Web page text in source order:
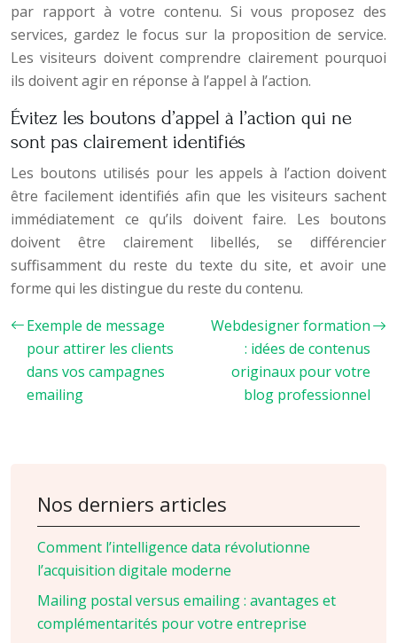
par rapport à votre contenu. Si vous proposez des
services, gardez le focus sur la proposition de service.
Les visiteurs doivent comprendre clairement pourquoi
ils doivent agir en réponse à l’appel à l’action.
Évitez les boutons d’appel à l’action qui ne
sont pas clairement identifiés
Les boutons utilisés pour les appels à l’action doivent
être facilement identifiés afin que les visiteurs sachent
immédiatement ce qu’ils doivent faire. Les boutons
doivent être clairement libellés, se différencier
suffisamment du reste du texte du site, et avoir une
forme qui les distingue du reste du contenu.
Exemple de message
pour attirer les clients
dans vos campagnes
emailing
Webdesigner formation
: idées de contenus
originaux pour votre
blog professionnel
Nos derniers articles
Comment l’intelligence data révolutionne
l’acquisition digitale moderne
Mailing postal versus emailing : avantages et
complémentarités pour votre entreprise